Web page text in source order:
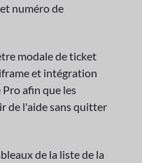
numéro de
modale de ticket
et intégration
afin que les
de l'aide sans quitter
de la liste de la